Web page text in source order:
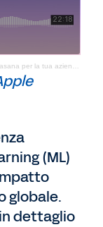
per la tua azienda?
(ML)
globale.
dettaglio